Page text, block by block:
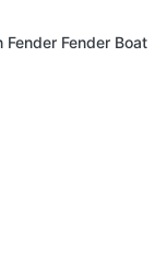
Fender Boat